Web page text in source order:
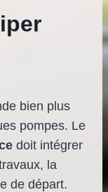
bien plus
pompes. Le
doit intégrer
la
de départ.